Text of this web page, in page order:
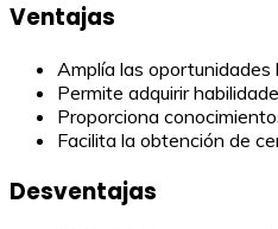
Ventajas
Amplía las oportunidades
Permite adquirir
Proporciona
Facilita la obtención de
Desventajas